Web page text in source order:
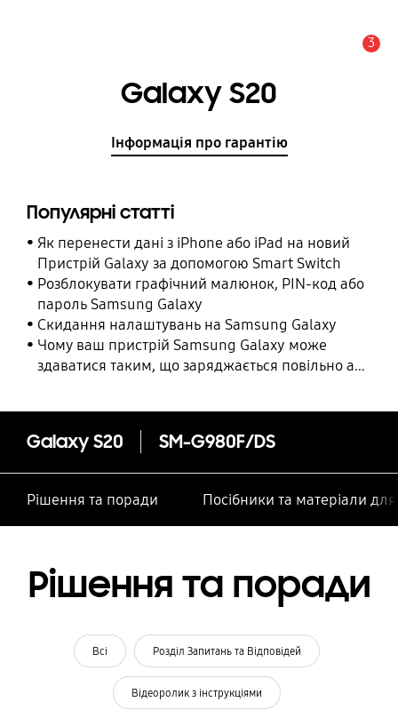
3
Galaxy S20
Інформація про гарантію
Популярні статті
Як перенести дані з iPhone або iPad на новий
Пристрій Galaxy за допомогою Smart Switch
Розблокувати графічний малюнок, PIN-код або
пароль Samsung Galaxy
Cкидання налаштувань на Samsung Galaxy
Чому ваш пристрій Samsung Galaxy може
здаватися таким, що заряджається повільно або
Galaxy S20 SM-G980F/DS
Рішення та поради Посібники та матеріали
Рішення та поради
Всі Розділ Запитань та Відповідей
Відеоролик з інструкціями